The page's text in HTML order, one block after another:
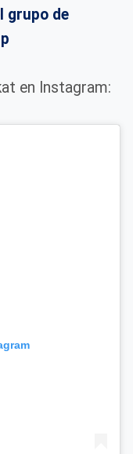
grupo de
en Instagram: